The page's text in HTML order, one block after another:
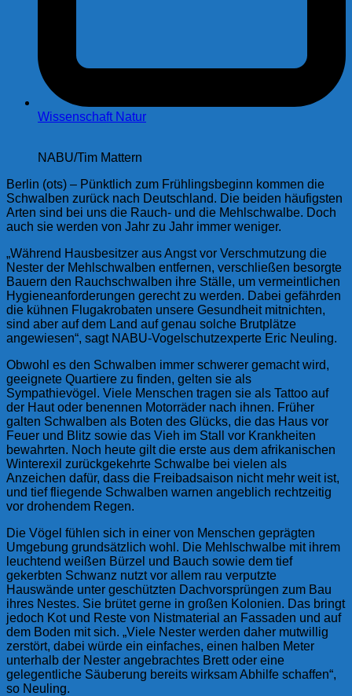
Wissenschaft Natur
NABU/Tim Mattern
Berlin (ots) – Pünktlich zum Frühlingsbeginn kommen die
Schwalben zurück nach Deutschland. Die beiden häufigsten
Arten sind bei uns die Rauch- und die Mehlschwalbe. Doch
auch sie werden von Jahr zu Jahr immer weniger.
„Während Hausbesitzer aus Angst vor Verschmutzung die
Nester der Mehlschwalben entfernen, verschließen besorgte
Bauern den Rauchschwalben ihre Ställe, um vermeintlichen
Hygieneanforderungen gerecht zu werden. Dabei gefährden
die kühnen Flugakrobaten unsere Gesundheit mitnichten,
sind aber auf dem Land auf genau solche Brutplätze
angewiesen“, sagt NABU-Vogelschutzexperte Eric Neuling.
Obwohl es den Schwalben immer schwerer gemacht wird,
geeignete Quartiere zu finden, gelten sie als
Sympathievögel. Viele Menschen tragen sie als Tattoo auf
der Haut oder benennen Motorräder nach ihnen. Früher
galten Schwalben als Boten des Glücks, die das Haus vor
Feuer und Blitz sowie das Vieh im Stall vor Krankheiten
bewahrten. Noch heute gilt die erste aus dem afrikanischen
Winterexil zurückgekehrte Schwalbe bei vielen als
Anzeichen dafür, dass die Freibadsaison nicht mehr weit ist,
und tief fliegende Schwalben warnen angeblich rechtzeitig
vor drohendem Regen.
Die Vögel fühlen sich in einer von Menschen geprägten
Umgebung grundsätzlich wohl. Die Mehlschwalbe mit ihrem
leuchtend weißen Bürzel und Bauch sowie dem tief
gekerbten Schwanz nutzt vor allem rau verputzte
Hauswände unter geschützten Dachvorsprüngen zum Bau
ihres Nestes. Sie brütet gerne in großen Kolonien. Das bringt
jedoch Kot und Reste von Nistmaterial an Fassaden und auf
dem Boden mit sich. „Viele Nester werden daher mutwillig
zerstört, dabei würde ein einfaches, einen halben Meter
unterhalb der Nester angebrachtes Brett oder eine
gelegentliche Säuberung bereits wirksam Abhilfe schaffen“,
so Neuling.